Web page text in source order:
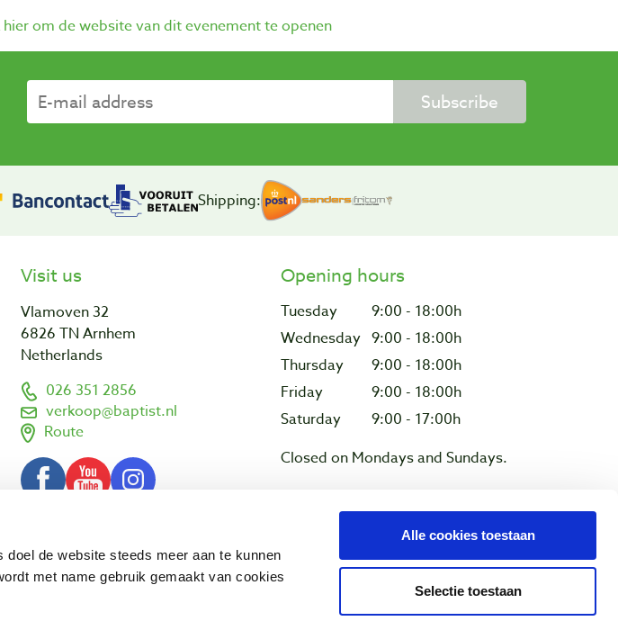
de website steeds meer aan te kunnen
met name gebruik gemaakt van cookies
Alle cookies toestaan
Selectie toestaan
hier om de website van dit evenement te openen
Subscribe
Shipping:
Visit us
Vlamoven 32
6826 TN Arnhem
Netherlands
026 351 2856
verkoop@baptist.nl
Route
Opening hours
Tuesday
9:00 - 18:00h
Wednesday 9:00 - 18:00h
Thursday
9:00 - 18:00h
Friday
9:00 - 18:00h
Saturday
9:00 - 17:00h
Closed on Mondays and Sundays.
and conditionsDisclaimerPrivacy & cookies